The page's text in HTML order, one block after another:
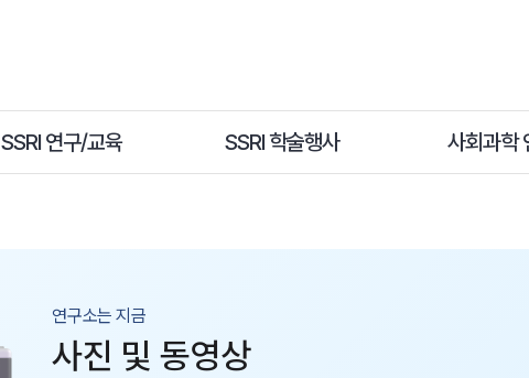
SSRI 연구/교육 SSRI 학술행사 사회과학
연구소는 지금
사진 및 동영상